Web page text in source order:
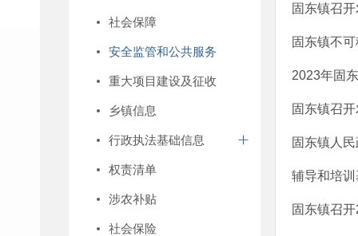
社会保障
安全监管和公共服务
重大项目建设及征收
乡镇信息
行政执法基础信息
权责清单
涉农补贴
社会保险
固东镇召
固东镇不
2023年固
固东镇召
固东镇人
辅导和培
固东镇召